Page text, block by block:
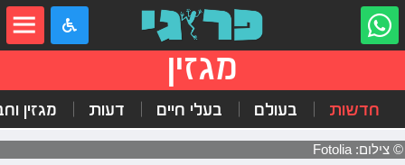
מגזין
חדשות בעולם בעלי חיים דעות מגזין
© צילום: Fotolia